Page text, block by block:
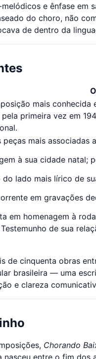
e ênfase em
do choro, não
de dentro da
mais conhecida
pela primeira vez em
peças mais
à sua cidade natal;
do lado mais lírico de
em gravações
em homenagem à
de sua
de cinquenta obras
brasileira — uma
e clareza
Chorando